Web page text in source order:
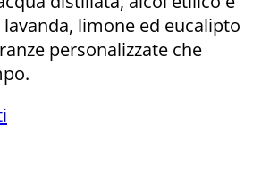
limone ed eucalipto
personalizzate che